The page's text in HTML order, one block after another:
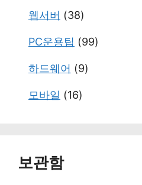
웹서버 (38)
PC운용팁 (99)
하드웨어 (9)
모바일 (16)
보관함